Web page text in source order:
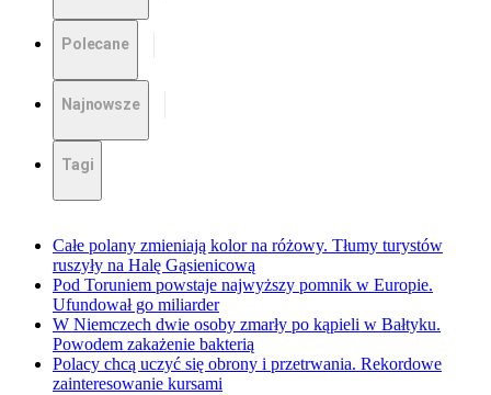
Polecane
Najnowsze
Tagi
Całe polany zmieniają kolor na różowy. Tłumy turystów
ruszyły na Halę Gąsienicową
Pod Toruniem powstaje najwyższy pomnik w Europie.
Ufundował go miliarder
W Niemczech dwie osoby zmarły po kąpieli w Bałtyku.
Powodem zakażenie bakterią
Polacy chcą uczyć się obrony i przetrwania. Rekordowe
zainteresowanie kursami